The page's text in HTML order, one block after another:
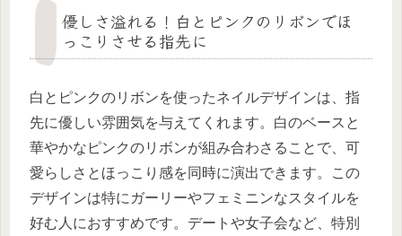
優しさ溢れる！白とピンクのリボンでほ
っこりさせる指先に
白とピンクのリボンを使ったネイルデザインは、指
先に優しい雰囲気を与えてくれます。白のベースと
華やかなピンクのリボンが組み合わさることで、可
愛らしさとほっこり感を同時に演出できます。この
デザインは特にガーリーやフェミニンなスタイルを
好む人におすすめです。デートや女子会など、特別